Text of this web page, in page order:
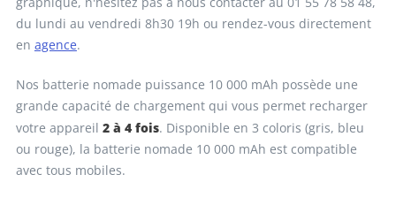
du lundi au vendredi 8h30 19h ou rendez-vous directement
en agence.
Nos batterie nomade puissance 10 000 mAh possède une
grande capacité de chargement qui vous permet recharger
votre appareil 2 à 4 fois. Disponible en 3 coloris (gris, bleu
ou rouge), la batterie nomade 10 000 mAh est compatible
avec tous mobiles.